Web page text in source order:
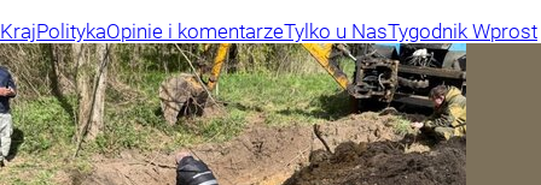
KrajPolitykaOpinie i komentarzeTylko u NasTygodnik Wprost